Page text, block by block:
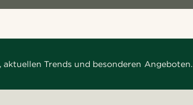
Trends und besonderen Angeboten.